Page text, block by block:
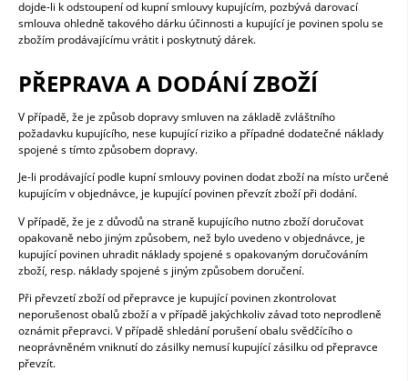
dojde-li k odstoupení od kupní smlouvy kupujícím, pozbývá darovací
smlouva ohledně takového dárku účinnosti a kupující je povinen spolu se
zbožím prodávajícímu vrátit i poskytnutý dárek.
PŘEPRAVA A DODÁNÍ ZBOŽÍ
V případě, že je způsob dopravy smluven na základě zvláštního
požadavku kupujícího, nese kupující riziko a případné dodatečné náklady
spojené s tímto způsobem dopravy.
Je-li prodávající podle kupní smlouvy povinen dodat zboží na místo určené
kupujícím v objednávce, je kupující povinen převzít zboží při dodání.
V případě, že je z důvodů na straně kupujícího nutno zboží doručovat
opakovaně nebo jiným způsobem, než bylo uvedeno v objednávce, je
kupující povinen uhradit náklady spojené s opakovaným doručováním
zboží, resp. náklady spojené s jiným způsobem doručení.
Při převzetí zboží od přepravce je kupující povinen zkontrolovat
neporušenost obalů zboží a v případě jakýchkoliv závad toto neprodleně
oznámit přepravci. V případě shledání porušení obalu svědčícího o
neoprávněném vniknutí do zásilky nemusí kupující zásilku od přepravce
převzít.